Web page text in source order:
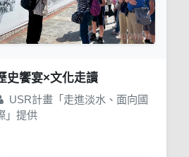
史饗宴×文化走讀
USR計畫「走進淡水、面向國
」提供